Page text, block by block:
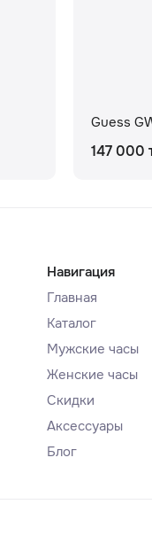
Guess
147 000
Навигация
Главная
Каталог
Мужские часы
Женские часы
Скидки
Аксессуары
Блог